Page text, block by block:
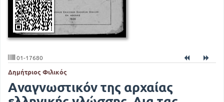
01-17680
Δημήτριος Φιλικός
Αναγνωστικόν της αρχαίας